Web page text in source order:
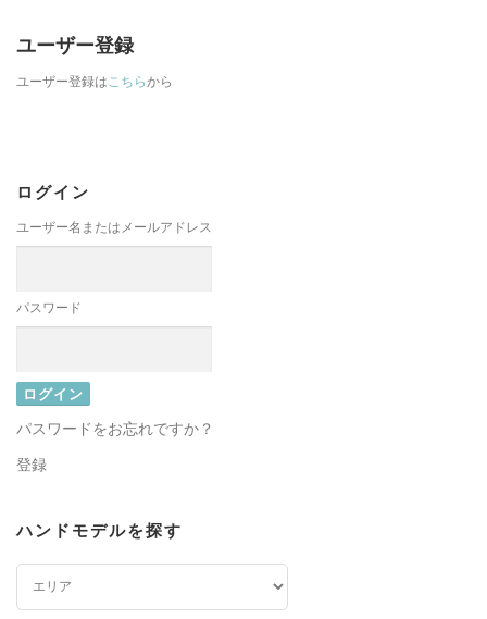
ユーザー登録
ユーザー登録はこちらから
ログイン
ユーザー名またはメールアドレス
パスワード
パスワードをお忘れですか？
登録
ハンドモデルを探す